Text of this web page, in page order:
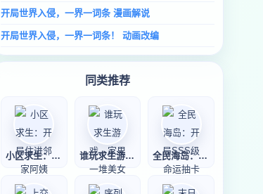
开局世界入侵，一界一词条 漫画解说
开局世界入侵，一界一词条！ 动画改编
同类推荐
小区求生：开局住 谁玩求生游戏，家 全民海岛：开局S